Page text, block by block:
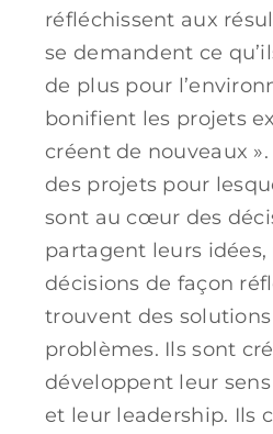
réfléchissent aux
se demandent ce
de plus pour
bonifient les projets
créent de nouveaux
des projets pour
sont au cœur des
partagent leurs
décisions de façon
trouvent des
problèmes. Ils sont
développent leur
et leur leadership. Ils